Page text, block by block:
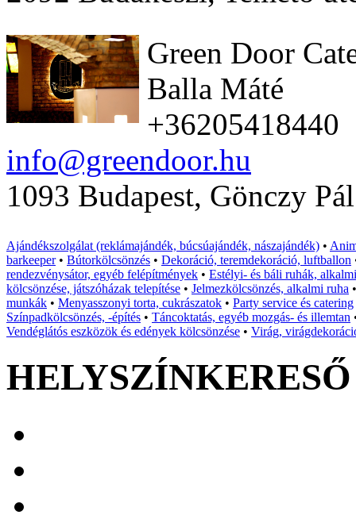
Green Door
Balla Máté
+36205418440
info@greendoor.hu
1093 Budapest, Gönczy
Ajándékszolgálat (reklámajándék, búcsúajándék, nászajándék) •
barkeeper• Bútorkölcsönzés • Dekoráció, teremdekoráció, luftballon
rendezvénysátor, egyéb felépítmények • Estélyi- és báli ruhák,
kölcsönzése, játszóházak telepítése • Jelmezkölcsönzés, alkalmi ruha
munkák • Menyasszonyi torta, cukrászatok • Party service és catering
Színpadkölcsönzés, -építés • Táncoktatás, egyéb mozgás- és illemtan
Vendéglátós eszközök és edények kölcsönzése • Virág,
HELYSZÍNKERESŐ